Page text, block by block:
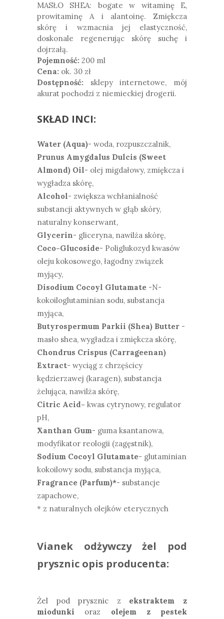
MASŁO SHEA: bogate w witaminę E,
prowitaminę A i alantoinę. Zmiękcza
skórę i wzmacnia jej elastyczność,
doskonale regenerując skórę suchę i
dojrzałą.
Pojemność: 200 ml
Cena: ok. 30 zł
Dostępność: sklepy internetowe, mój
akurat pochodzi z niemieckiej drogerii.
SKŁAD INCI:
Water (Aqua)- woda, rozpuszczalnik,
Prunus Amygdalus Dulcis (Sweet
Almond) Oil- olej migdałowy, zmiękcza i
wygładza skórę,
Alcohol- zwiększa wchłanialność
substancji aktywnych w głąb skóry,
naturalny konserwant,
Glycerin- gliceryna, nawilża skórę,
Coco-Glucoside- Poliglukozyd kwasów
oleju kokosowego, łagodny związek
myjący,
Disodium Cocoyl Glutamate -N-
kokoiloglutaminian sodu, substancja
myjąca,
Butyrospermum Parkii (Shea) Butter -
masło shea, wygładza i zmiękcza skórę,
Chondrus Crispus (Carrageenan)
Extract- wyciąg z chrzęścicy
kędzierzawej (karagen), substancja
żelująca, nawilża skórę,
Citric Acid- kwas cytrynowy, regulator
pH,
Xanthan Gum- guma ksantanowa,
modyfikator reologii (zagęstnik),
Sodium Cocoyl Glutamate- glutaminian
kokoilowy sodu, substancja myjąca,
Fragrance (Parfum)*- substancje
zapachowe,
* z naturalnych olejków eterycznych
Vianek odżywczy żel pod
prysznic opis producenta:
Żel pod prysznic z
ekstraktem z
miodunki
oraz
olejem z pestek